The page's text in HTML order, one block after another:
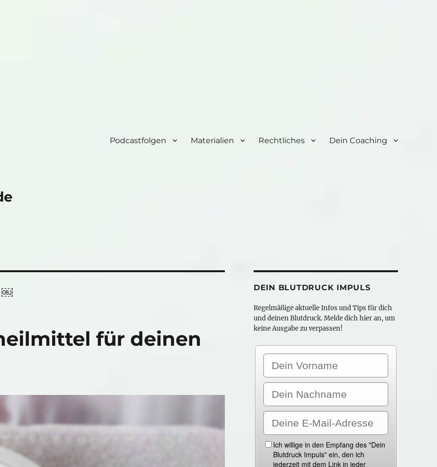
Podcastfolgen Materialien Rechtliches Dein Coaching
￼
für deinen
DEIN BLUTDRUCK IMPULS
Regelmäßige aktuelle Infos und Tips für dich
und deinen Blutdruck. Melde dich hier an, um
keine Ausgabe zu verpassen!